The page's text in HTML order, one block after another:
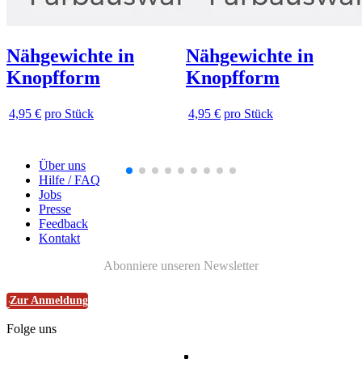
Nähgewichte in
Knopfform
4,95 € pro Stück
Nähgewichte in
Knopfform
4,95 € pro Stück
Über uns
Hilfe / FAQ
Jobs
Presse
Feedback
Kontakt
Abonniere unseren Newsletter
Zur Anmeldung
Folge uns